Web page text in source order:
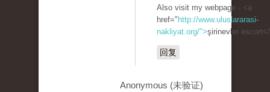
Also visit my webpage - <a
href=" http://www.uluslararasi-
nakliyat.org/">şirinevler
回复
Anonymous (未验证)